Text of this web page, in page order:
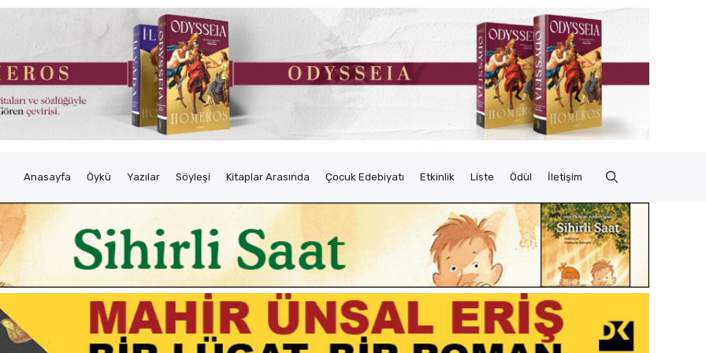
Anasayfa Öykü Yazılar Söyleşi Kitaplar Arasında Çocuk Edebiyatı Etkinlik Liste Ödül İletişim